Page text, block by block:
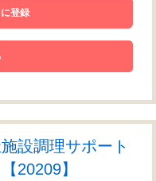
登録
設調理サポート
20209】